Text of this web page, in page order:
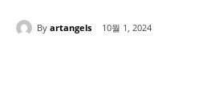
By artangels 10월 1, 2024